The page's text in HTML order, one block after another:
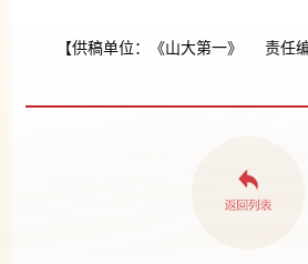
【供稿单位：《山大第一》 责任编